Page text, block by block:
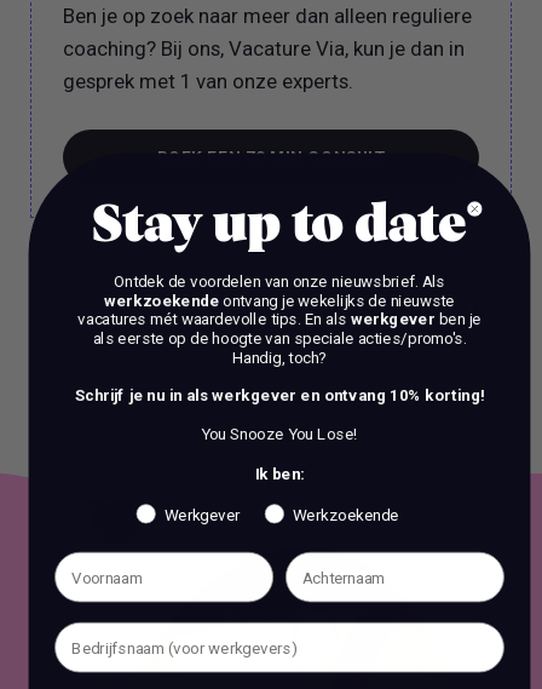
Ben je op zoek naar meer dan alleen reguliere
coaching? Bij ons, Vacature Via, kun je dan in
gesprek met 1 van onze experts.
BOEK EEN 70 MIN CONSULT
BOEK EEN 70 MIN CONSULT
Het is verboden om zonder voorafgaande schriftelijke
toestemming content en informatie van deze website te kopiëren,
te reproduceren of te gebruiken voor commerciële doeleinden.
Stay up to date
Ontdek de voordelen van onze nieuwsbrief. Als
werkzoekendeontvang je wekelijks de nieuwste
vacatures mét waardevolle tips. En als werkgever ben je
als eerste op de hoogte van speciale acties/promo's.
Handig, toch?
Schrijf je nu in als werkgever en ontvang 10% korting!
You Snooze You Lose!
Ik ben:
Werkgever Werkzoekende